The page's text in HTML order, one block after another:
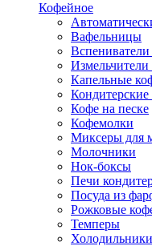
Кофейное
Вафельницы
Измельчители
Капельные
Кофе на песке
Кофемолки
Миксеры для
Молочники
Нок-боксы
Печи
Посуда из
Рожковые
Темперы